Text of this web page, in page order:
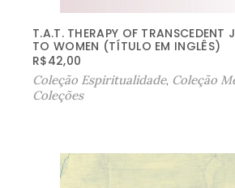
T.A.T. THERAPY OF TRANSCEDENT
TO WOMEN (TÍTULO EM INGLÊS)
R$42,00
Coleção Espiritualidade, Coleção
Coleções